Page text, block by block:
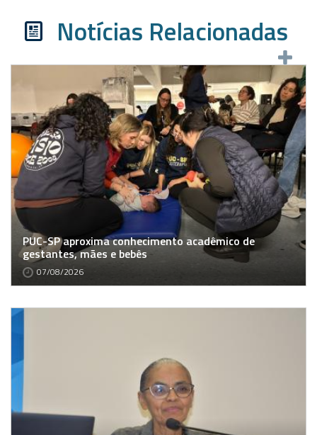
Notícias Relacionadas
PUC-SP aproxima conhecimento acadêmico de
gestantes, mães e bebês
07/08/2026